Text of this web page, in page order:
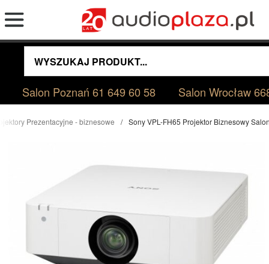
Salon Poznań61 649 60 58 Salon Wrocław
Prezentacyjne - biznesowe Sony VPL-FH65 Projektor Biznesowy